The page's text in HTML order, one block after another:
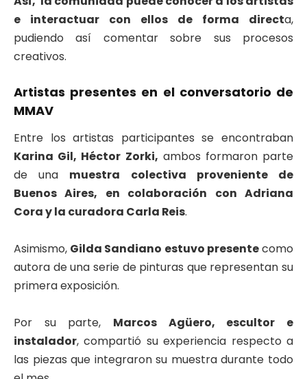
e interactuar con ellos de forma directa,
pudiendo así comentar sobre sus procesos
creativos.
Artistas presentes en el conversatorio de
MMAV
Entre los artistas participantes se encontraban
Karina Gil, Héctor Zorki, ambos formaron parte
de una muestra colectiva proveniente de
Buenos Aires, en colaboración con Adriana
Cora y la curadora Carla Reis.
Asimismo, Gilda Sandiano estuvo presentecomo
autora de una serie de pinturas que representan su
primera exposición.
Por su parte, Marcos Agüero, escultor e
instalador, compartió su experiencia respecto a
las piezas que integraron su muestra durante todo